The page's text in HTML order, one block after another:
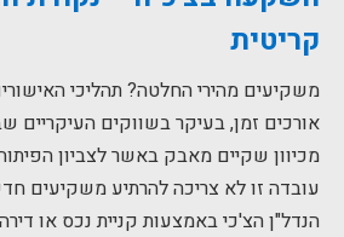
קריטית
משקיעים מהירי החלטה? תהליכי
אורכים זמן, בעיקר בשווקים העיקריים
מכיוון שקיים מאבק באשר לצביון
עובדה זו לא צריכה להרתיע משקיעים
הנדל"ן הצ'כי באמצעות קניית נכס או